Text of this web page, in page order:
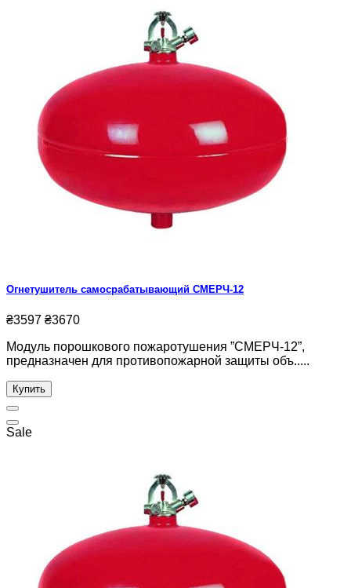
Огнетушитель самосрабатывающий СМЕРЧ-12
₴3597 ₴3670
Модуль порошкового пожаротушения ”СМЕРЧ-12”,
предназначен для противопожарной защиты объ.....
Купить
Sale